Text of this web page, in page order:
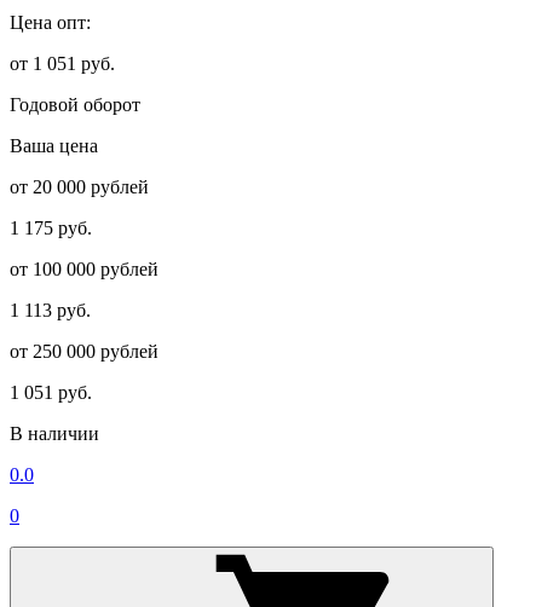
Цена опт:
от 1 051 руб.
Годовой оборот
Ваша цена
от 20 000 рублей
1 175 руб.
от 100 000 рублей
1 113 руб.
от 250 000 рублей
1 051 руб.
В наличии
0.0
0